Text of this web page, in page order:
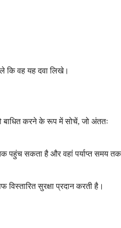
कि वह यह दवा लिखे।
बाधित करने के रूप में सोचें, जो अंततः
पहुंच सकता है और वहां पर्याप्त समय तक
सुरक्षा प्रदान करती है।